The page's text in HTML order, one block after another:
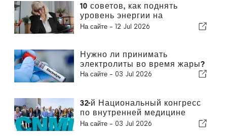
10 советов, как поднять
уровень энергии на
следующий день после
На сайте - 12 Jul 2026
Нужно ли принимать
электролиты во время жары?
На сайте - 03 Jul 2026
32-й Национальный конгресс
по внутренней медицине
(CNMI)
На сайте - 03 Jul 2026